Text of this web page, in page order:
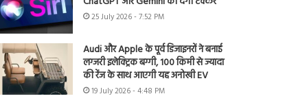
25 July 2026 - 7:52 PM
Audi और Apple के पूर्व डिजाइनरों ने बनाई
लग्जरी इलेक्ट्रिक बग्गी, 100 किमी से ज्यादा
की रेंज के साथ आएगी यह अनोखी EV
19 July 2026 - 4:48 PM